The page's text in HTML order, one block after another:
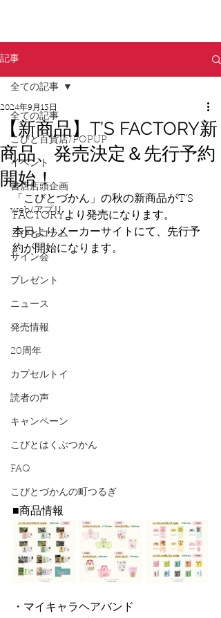
記事
全ての記事
こびと百貨店/POPUP
イベント
書店店頭企画
web/アプリ
こびとコラム
サイン会
プレゼント
ニュース
発売情報
20周年
カプセルトイ
読者の声
キャンペーン
こびとはくぶつかん
FAQ
こびとづかんの町つるぎ
全ての記事
【新商品】T’S FACTORY新
商品、発売決定＆先行予約
開始！
2024年9月13日
「こびとづかん」の秋の新商品がT’S
FACTORYより発売になります。
本日よりメーカーサイトにて、先行予
約が開始になります。
■商品情報
・マイキャラヘアバンド